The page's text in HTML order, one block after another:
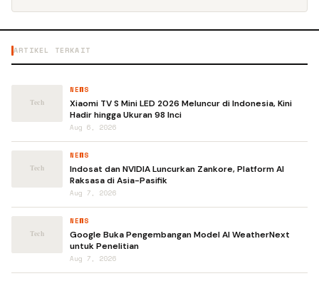
ARTIKEL TERKAIT
NEWS
Xiaomi TV S Mini LED 2026 Meluncur di Indonesia, Kini
Hadir hingga Ukuran 98 Inci
Aug 6, 2026
NEWS
Indosat dan NVIDIA Luncurkan Zankore, Platform AI
Raksasa di Asia-Pasifik
Aug 7, 2026
NEWS
Google Buka Pengembangan Model AI WeatherNext
untuk Penelitian
Aug 7, 2026